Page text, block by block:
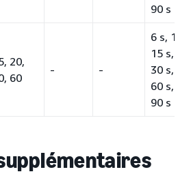
90 s
20,
60
- -
6 s, 10
15 s,
30 s,
60 s,
90 s